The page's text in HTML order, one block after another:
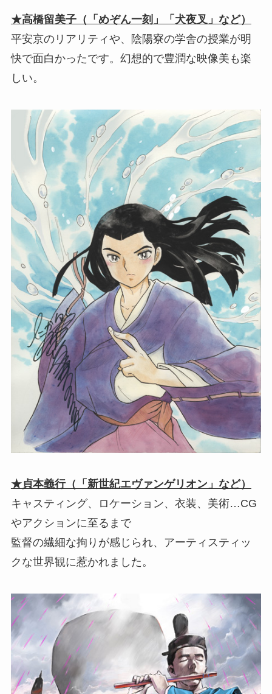
★高橋留美子（「めぞん一刻」「犬夜叉」など）
平安京のリアリティや、陰陽寮の学舎の授業が明
快で面白かったです。幻想的で豊潤な映像美も楽
しい。
★貞本義行（「新世紀エヴァンゲリオン」など）
キャスティング、ロケーション、衣装、美術…CG
やアクションに至るまで
監督の繊細な拘りが感じられ、アーティスティッ
クな世界観に惹かれました。